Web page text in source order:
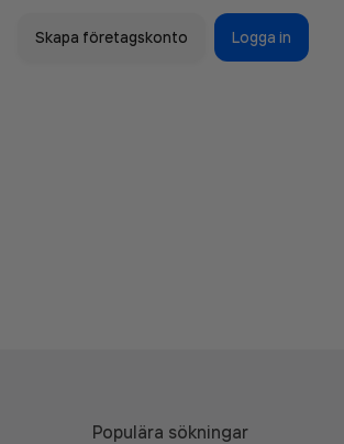
Skapa företagskonto Logga in
Populära sökningar